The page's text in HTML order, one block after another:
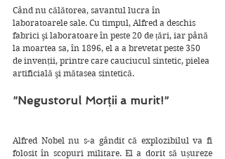
Când nu călătorea, savantul lucra în
laboratoarele sale. Cu timpul, Alfred a deschis
fabrici şi laboratoare în peste 20 de țări, iar până
la moartea sa, în 1896, el a a brevetat peste 350
de invenţii, printre care cauciucul sintetic, pielea
artificială şi mătasea sintetică.
”Negustorul Morții a murit!”
Alfred Nobel nu s-a gândit că explozibilul va fi
folosit în scopuri militare. El a dorit să ușureze